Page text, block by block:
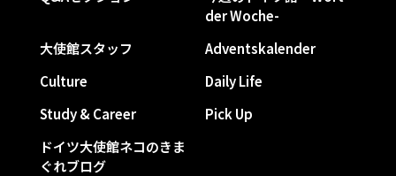
der Woche-
大使館スタッフ
Adventskalender
Culture
Daily Life
Study & Career
Pick Up
ドイツ大使館ネコのきま
ぐれブログ